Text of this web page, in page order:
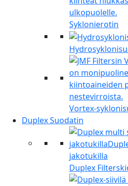
Syklonierotin
Vortex-
Duplex Suodatin
Duplex